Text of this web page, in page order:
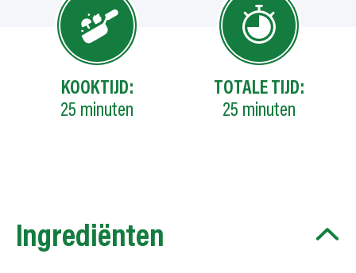
KOOKTIJD:
25 minuten
TOTALE TIJD:
25 minuten
Ingrediënten